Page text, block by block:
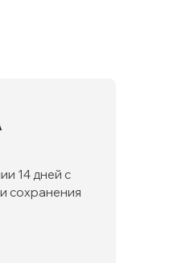
14 дней с
сохранения